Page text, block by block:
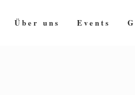
Über uns Events